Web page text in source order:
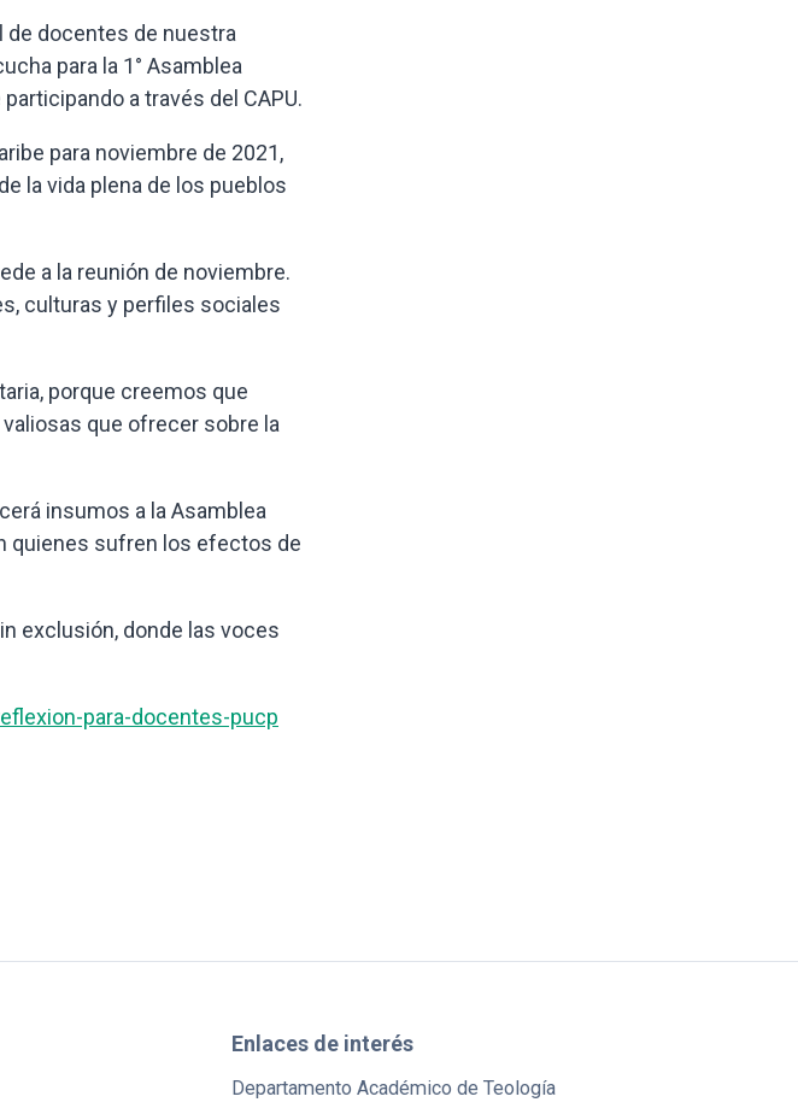
de docentes de nuestra
para la 1° Asamblea
a través del CAPU.
para noviembre de 2021,
la vida plena de los pueblos
a la reunión de noviembre.
culturas y perfiles sociales
porque creemos que
que ofrecer sobre la
insumos a la Asamblea
quienes sufren los efectos de
exclusión, donde las voces
para-docentes-pucp
Enlaces de interés
Departamento Académico de Teología